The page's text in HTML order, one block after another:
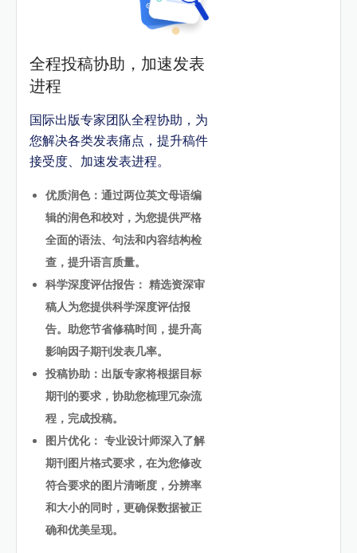
全程投稿协助，加速发表
进程
国际出版专家团队全程协助，为
您解决各类发表痛点，提升稿件
接受度、加速发表进程。
优质润色：通过两位英文母语编
辑的润色和校对，为您提供严格
全面的语法、句法和内容结构检
查，提升语言质量。
科学深度评估报告： 精选资深审
稿人为您提供科学深度评估报
告。助您节省修稿时间，提升高
影响因子期刊发表几率。
投稿协助：出版专家将根据目标
期刊的要求，协助您梳理冗杂流
程，完成投稿。
图片优化： 专业设计师深入了解
期刊图片格式要求，在为您修改
符合要求的图片清晰度，分辨率
和大小的同时，更确保数据被正
确和优美呈现。